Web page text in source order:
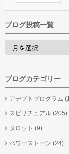
ブログ投稿一覧
ブログカテゴリー
アデプトプログラム
スピリチュアル (205)
タロット (9)
パワーストーン (24)